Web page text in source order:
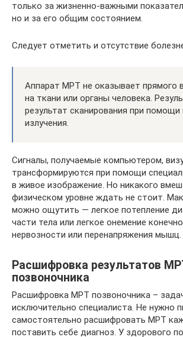
только за жизненно-важными
но и за его общим состоянием.
Следует отметить и отсутствие
Аппарат МРТ не оказывает прямого
на ткани или органы человека.
результат сканирования при помощи
излучения.
Сигналы, получаемые компьютером,
трансформируются при помощи
в живое изображение. Но никакого
физическом уровне ждать не стоит.
можно ощутить — легкое потепление
части тела или легкое онемение
нервозности или перенапряжения мышц.
Расшифровка результатов
позвоночника
Расшифровка МРТ позвоночника –
исключительно специалиста. Не нужно
самостоятельно расшифровать МРТ
поставить себе диагноз. У здорового